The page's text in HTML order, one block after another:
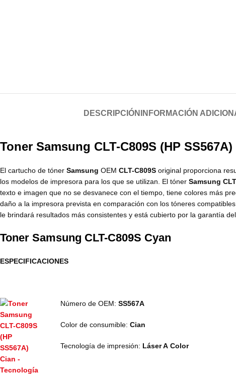
DESCRIPCIÓN INFORMACIÓN
Toner Samsung CLT-C809S (HP SS567A)
El cartucho de tóner Samsung OEM CLT-C809S original proporciona
los modelos de impresora para los que se utilizan. El tóner Samsung
texto e imagen que no se desvanece con el tiempo, tiene colores más
daño a la impresora prevista en comparación con los tóneres
le brindará resultados más consistentes y está cubierto por la garantía
Toner Samsung CLT-C809S Cyan
ESPECIFICACIONES
Número de OEM: SS567A
Color de consumible: Cian
Tecnología de impresión: Láser A Color